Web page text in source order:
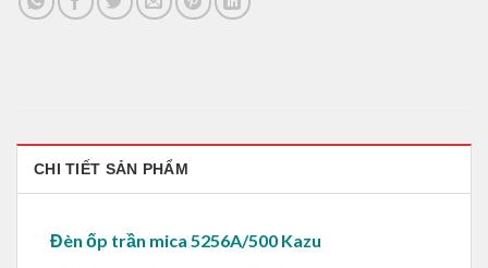
CHI TIẾT SẢN PHẨM
Đèn ốp trần mica 5256A/500 Kazu